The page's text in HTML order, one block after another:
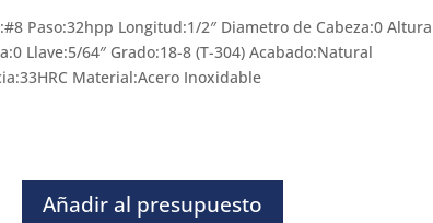
Paso:32hpp Longitud:1/2″ Diametro de Cabeza:0 Altura
Llave:5/64″ Grado:18-8 (T-304) Acabado:Natural
Material:Acero Inoxidable
Añadir al presupuesto